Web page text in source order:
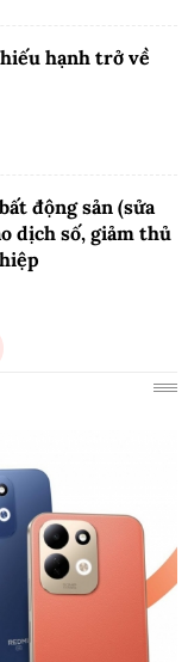
hạnh trở về
động sản (sửa
dịch số, giảm thủ